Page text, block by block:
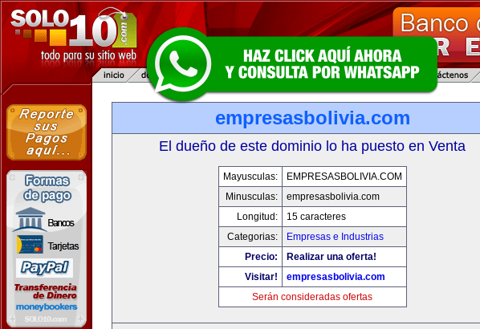
empresasbolivia.com
El dueño de este dominio lo ha puesto en Venta
Mayusculas:
EMPRESASBOLIVIA.COM
Minusculas:
empresasbolivia.com
Longitud:
15 caracteres
Categorias:
Empresas e Industrias
Precio:
Realizar una oferta!
Visitar!
empresasbolivia.com
Serán consideradas ofertas